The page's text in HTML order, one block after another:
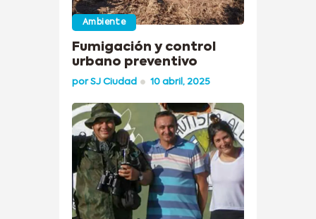
Ambiente
Fumigación y control
urbano preventivo
porSJ Ciudad 10 abril, 2025